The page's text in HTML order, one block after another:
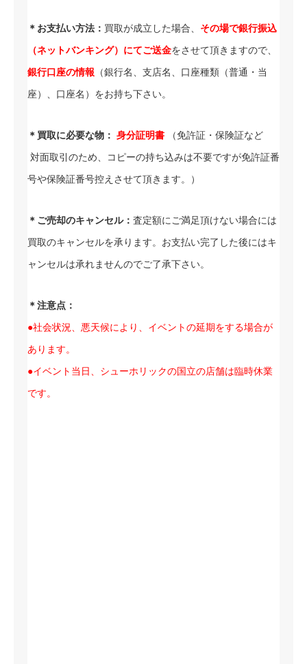
＊お支払い方法： 買取が成立した場合、 その場で銀行振込
（ネットバンキング）にてご送金をさせて頂きますので、
銀行口座の情報 （銀行名、支店名、口座種類（普通・当
座）、口座名）をお持ち下さい。
＊買取に必要な物： 身分証明書 （免許証・保険証など
対面取引のため、コピーの持ち込みは不要ですが免許証番
号や保険証番号控えさせて頂きます。）
＊ご売却のキャンセル： 査定額にご満足頂けない場合には
買取のキャンセルを承ります。お支払い完了した後にはキ
ャンセルは承れませんのでご了承下さい。
＊注意点：
●社会状況、悪天候により、イベントの延期をする場合が
あります。
●イベント当日、シューホリックの国立の店舗は臨時休業
です。